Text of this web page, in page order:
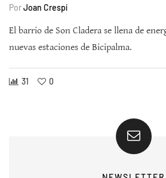
PorJoan Crespí
El barrio de Son Cladera se llena de
nuevas estaciones de Bicipalma.
31 0